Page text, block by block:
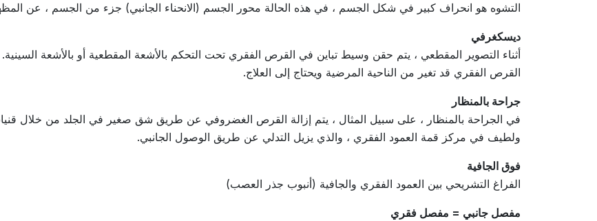
التشوه هو انحراف كبير في شكل الجسم ، في هذه الحالة محور الجسم (الانحناء الجانبي) جزء من الجسم ، عن
ديسكغرفي
أثناء التصوير المقطعي ، يتم حقن وسيط تباين في القرص الفقري تحت التحكم بالأشعة المقطعية أو بالأشعة
القرص الفقري قد تغير من الناحية المرضية ويحتاج إلى العلاج.
جراحة بالمنظار
في الجراحة بالمنظار ، على سبيل المثال ، يتم إزالة القرص الغضروفي عن طريق شق صغير في الجلد من خلال
ولطيف في مركز قمة العمود الفقري ، والذي يزيل التدلي عن طريق الوصول الجانبي.
فوق الجافية
الفراغ التشريحي بين العمود الفقري والجافية (أنبوب جذر العصب)
مفصل جانبي = مفصل فقري